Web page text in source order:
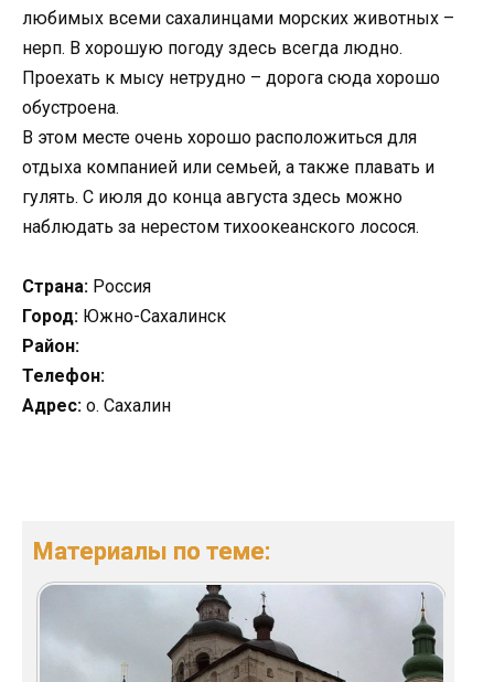
любимых всеми сахалинцами морских животных –
нерп. В хорошую погоду здесь всегда людно.
Проехать к мысу нетрудно – дорога сюда хорошо
обустроена.
В этом месте очень хорошо расположиться для
отдыха компанией или семьей, а также плавать и
гулять. С июля до конца августа здесь можно
наблюдать за нерестом тихоокеанского лосося.
Страна: Россия
Город: Южно-Сахалинск
Район:
Телефон:
Адрес: о. Сахалин
Материалы по теме: